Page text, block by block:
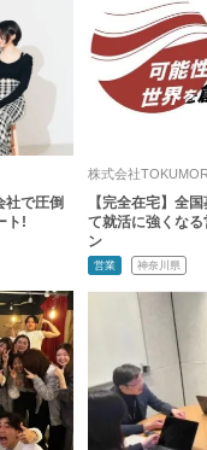
社で圧倒
ト!
株式会社TOKUMORI
【完全在宅】全
て就活に強くな
ン
営業 神奈川県